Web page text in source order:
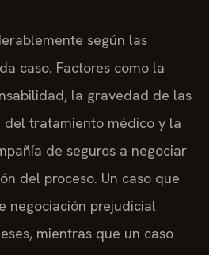
según las
caso. Factores como la
la gravedad de las
del tratamiento médico y la
de seguros a negociar
del proceso. Un caso que
negociación prejudicial
mientras que un caso